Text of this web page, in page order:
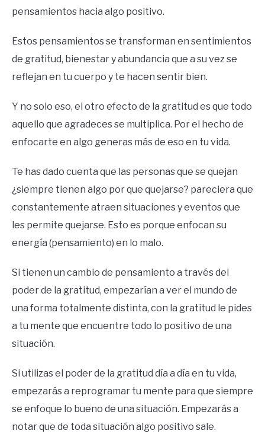
pensamientos hacia algo positivo.
Estos pensamientos se transforman en sentimientos
de gratitud, bienestar y abundancia que a su vez se
reflejan en tu cuerpo y te hacen sentir bien.
Y no solo eso, el otro efecto de la gratitud es que todo
aquello que agradeces se multiplica. Por el hecho de
enfocarte en algo generas más de eso en tu vida.
Te has dado cuenta que las personas que se quejan
¿siempre tienen algo por que quejarse? pareciera que
constantemente atraen situaciones y eventos que
les permite quejarse. Esto es porque enfocan su
energía (pensamiento) en lo malo.
Si tienen un cambio de pensamiento a través del
poder de la gratitud, empezarían a ver el mundo de
una forma totalmente distinta, con la gratitud le pides
a tu mente que encuentre todo lo positivo de una
situación.
Si utilizas el poder de la gratitud día a día en tu vida,
empezarás a reprogramar tu mente para que siempre
se enfoque lo bueno de una situación. Empezarás a
notar que de toda situación algo positivo sale.